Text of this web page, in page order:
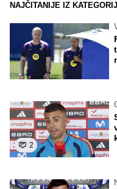
NAJČITANIJE IZ
2